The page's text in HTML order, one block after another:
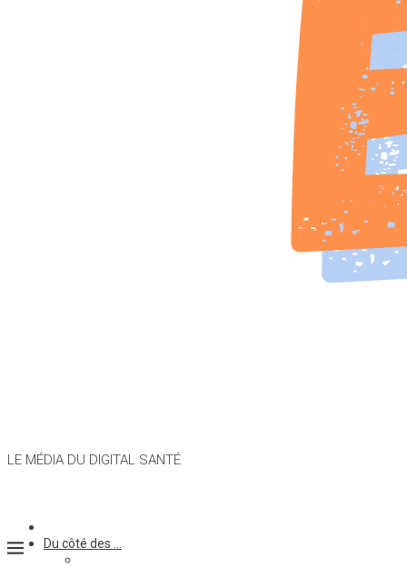
LE MÉDIA DU DIGITAL SANTÉ
Du côté des …